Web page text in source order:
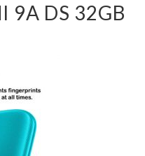
9A DS 32GB